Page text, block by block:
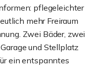
pflegeleichter
mehr Freiraum
Zwei Bäder, zwei
und Stellplatz
ein entspanntes